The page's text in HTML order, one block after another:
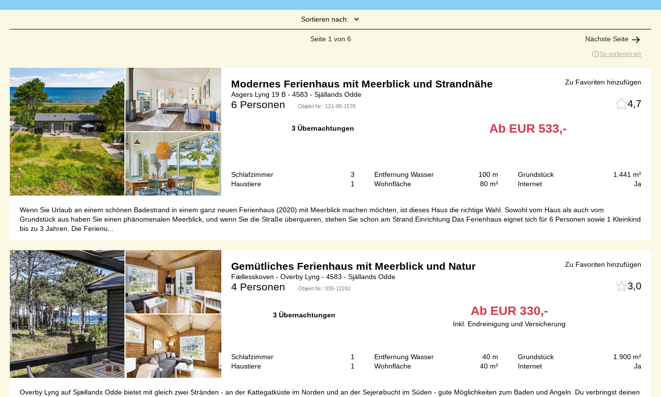
Sortieren nach:
Seite 1 von 6 Nächste Seite
So sortieren wir
Modernes Ferienhaus mit Meerblick und Strandnähe
Asgers Lyng 19 B - 4583 - Själlands Odde
6 Personen Objekt Nr.: 121-90-1578 4,7
3 Übernachtungen Ab EUR 533,-
Schlafzimmer
3
Haustiere
1
Entfernung Wasser
100 m
Wohnfläche
80 m²
Grundstück
1.441 m²
Internet
Ja
Wenn Sie Urlaub an einem schönen Badestrand in einem ganz neuen Ferienhaus (2020) mit Meerblick machen möchten, ist dieses Haus die richtige Wahl. Sowohl vom Haus als auch vom
Grundstück aus haben Sie einen phänomenalen Meerblick, und wenn Sie die Straße überqueren, stehen Sie schon am Strand.Einrichtung Das Ferienhaus eignet sich für 6 Personen sowie 1 Kleinkind
bis zu 3 Jahren. Die Ferienu...
Zu Favoriten hinzufügen
Gemütliches Ferienhaus mit Meerblick und Natur
Fællesskoven - Overby Lyng - 4583 - Själlands Odde
4 Personen Objekt Nr.: 035-12242 3,0
3 Übernachtungen Ab EUR 330,-
Inkl. Endreinigung und Versicherung
Schlafzimmer
1
Haustiere
1
Entfernung Wasser
40 m
Wohnfläche
40 m²
Grundstück
1.900 m²
Internet
Ja
Overby Lyng auf Sjællands Odde bietet mit gleich zwei Stränden - an der Kattegatküste im Norden und an der Sejerøbucht im Süden - gute Möglichkeiten zum Baden und Angeln. Du verbringst deinen
Zu Favoriten hinzufügen